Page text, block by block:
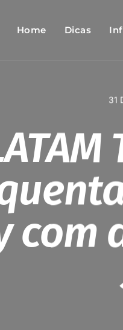
Home Dicas
31
com